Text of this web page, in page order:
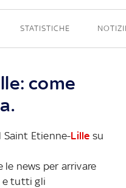
STATISTICHE
come
Saint Etienne-Lille su
news per arrivare
e tutti gli